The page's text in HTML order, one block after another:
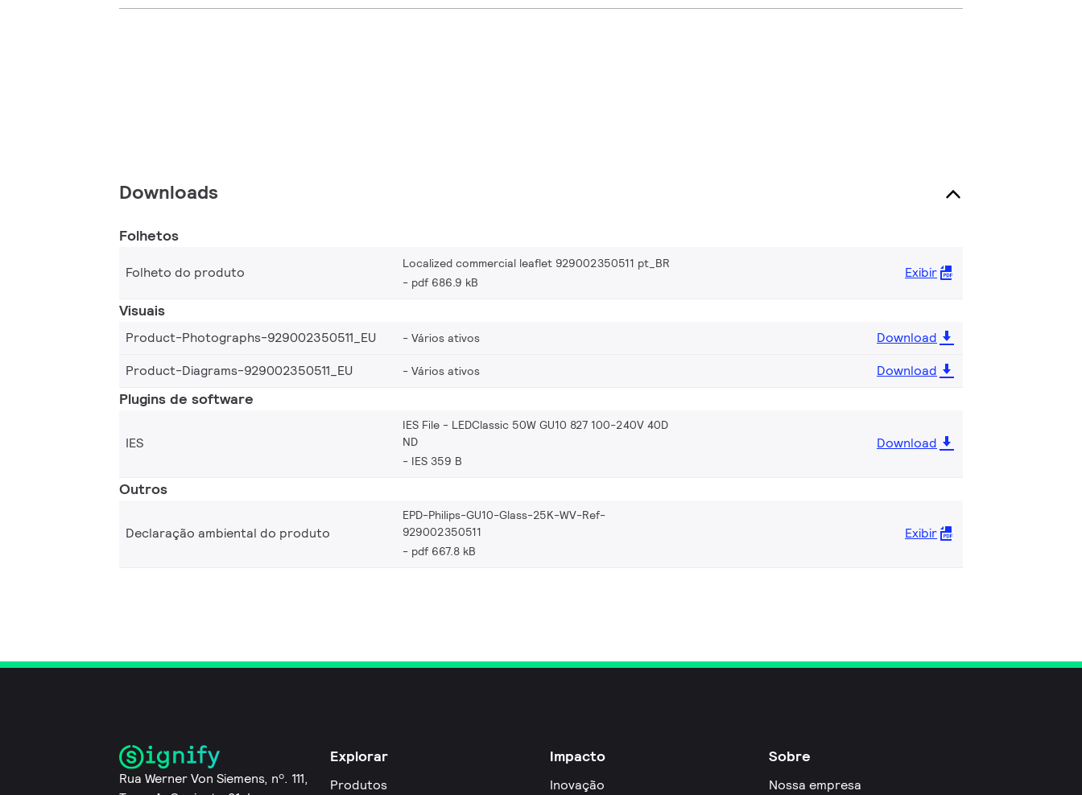
Downloads
Folhetos
Folheto do produto
Localized commercial leaflet 929002350511 pt_BR
pdf 686.9 kB
Exibir
Visuais
Product-Photographs-929002350511_EU Vários ativos
Download
Product-Diagrams-929002350511_EU
Vários ativos Download
Plugins de software
IES
IES File - LEDClassic 50W GU10 827 100-240V 40D
ND
IES 359 B
Download
Outros
Declaração ambiental do produto
EPD-Philips-GU10-Glass-25K-WV-Ref-
929002350511
pdf 667.8 kB
Exibir
Rua Werner Von Siemens, nº. 111,
Explorar
Produtos
Impacto
Inovação
Sobre
Nossa empresa